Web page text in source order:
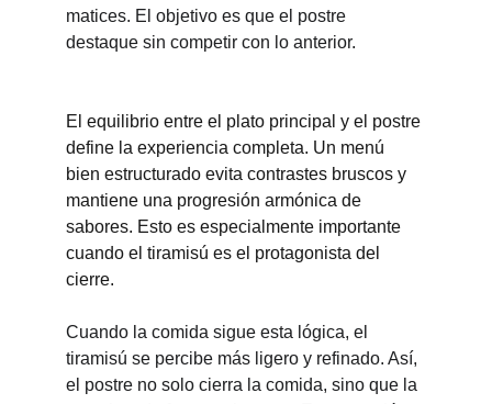
matices. El objetivo es que el postre
destaque sin competir con lo anterior.
El equilibrio entre el plato principal y el postre
define la experiencia completa. Un menú
bien estructurado evita contrastes bruscos y
mantiene una progresión armónica de
sabores. Esto es especialmente importante
cuando el tiramisú es el protagonista del
cierre.
Cuando la comida sigue esta lógica, el
tiramisú se percibe más ligero y refinado. Así,
el postre no solo cierra la comida, sino que la